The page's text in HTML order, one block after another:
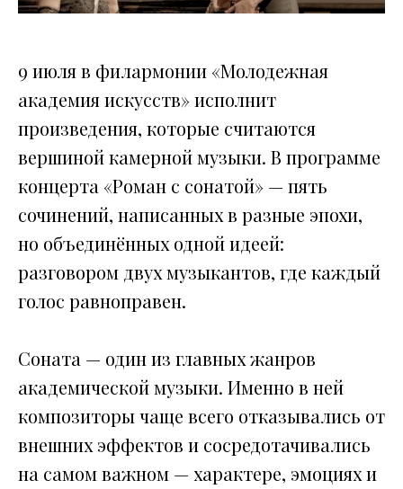
9 июля в филармонии «Молодежная
академия искусств» исполнит
произведения, которые считаются
вершиной камерной музыки. В программе
концерта «Роман с сонатой» — пять
сочинений, написанных в разные эпохи,
но объединённых одной идеей:
разговором двух музыкантов, где каждый
голос равноправен.
Соната — один из главных жанров
академической музыки. Именно в ней
композиторы чаще всего отказывались от
внешних эффектов и сосредотачивались
на самом важном — характере, эмоциях и